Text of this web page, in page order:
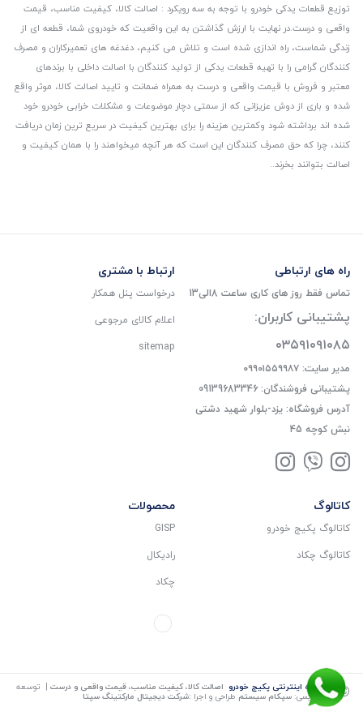
توزیع قطعات یدکی خودرو با توجه به سه رویکرد : اصالت کالا، کیفیت مناسب، قیمت
واقعی و درست.در نهایت با ارزش گذاشتن به این واقعیت که خودروی شما، قطعه ای از
زندگی شماست، راه اندازی شده است و تلاش می کنیم، دغدغه های تعمیرکاران و مصرف
کنندگان گرامی را با تهیه قطعات یدکی از تولید کنندگان با اصالت داخلی با برندهای
معتبر و فروش با قیمت واقعی و درست به همراه ضمانت و تایید اصالت کالا، موثر واقع
شده و باری از دوش عزیزانی که از سمتی دچار موضوعات و مشکلات خرابی خودرو خود
شده اند برداشته شود و‌کمترین هزینه را برای بهترین کیفیت در سریع ترین زمان دریافت
کنند، چرا که حق مصرف کنندگان این است که هر آنچه میخواهند را با همان کیفیت و
اصالت بتوانند بخرند..
راه های ارتباطی
تماس فقط روز های کاری ساعت 8الی13
پشتیبانی کاربران:
۰۳۵۹۱۰۹۱۰۸۵
مدیر سایت: ۰۹۹۰۱۵۵۹۹۸۷
پشتیبانی فروشندگان: 09139683346
آدرس فروشگاه: یزد-بلوار شهید دشتی
نبش کوچه 45
ارتباط با مشتری
درخواست پنل همکار
اعلام کالای مرجوعی
sitemap
کاتالوگ
کاتالوگ پکیج خودرو
کاتالوگ چکاد
محصولات
GISP
رادیکال
چکاد
© فروشگاه اینترنتی پکیج خودرو اصالت کالا، کیفیت مناسب، قیمت واقعی و درست | توسعه
و کد نویسی: سپکام سیستم طراحی و اجرا :شرکت دیجیتال مارکتینگ سپتا